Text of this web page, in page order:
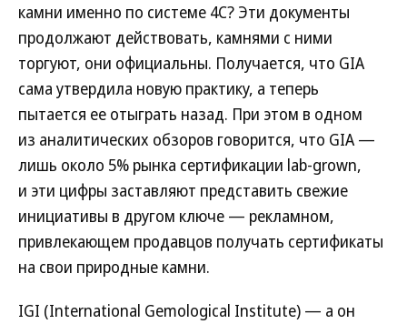
камни именно по системе 4С? Эти документы
продолжают действовать, камнями с ними
торгуют, они официальны. Получается, что GIA
сама утвердила новую практику, а теперь
пытается ее отыграть назад. При этом в одном
из аналитических обзоров говорится, что GIA —
лишь около 5% рынка сертификации lab-grown,
и эти цифры заставляют представить свежие
инициативы в другом ключе — рекламном,
привлекающем продавцов получать сертификаты
на свои природные камни.
IGI (International Gemological Institute) — а он